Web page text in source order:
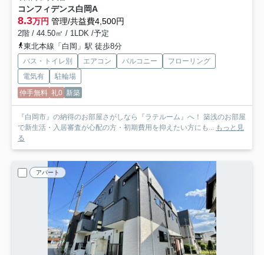
コンフィデンス白岡A
8.3万円 管理/共益費4,500円
2階 / 44.50㎡ / 1LDK /予定
東北本線「白岡」駅 徒歩8分
バス・トイレ別 エアコン バルコニー
フローリング
電気有
駐輪場
仲手無料 礼0 新築
『白岡市』の納得のお部屋さがしなら『ラテルーム』へ！ 築浅のお部屋
で新生活・入居審査が心配の方・初期費用を抑えたい方にも... もっと見
る
アパート